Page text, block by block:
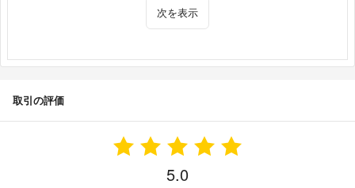
次を表示
取引の評価
5.0